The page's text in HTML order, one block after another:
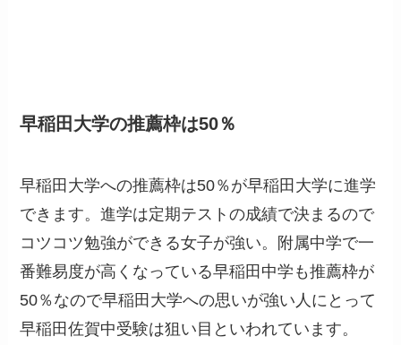
早稲田大学の推薦枠は50％
早稲田大学への推薦枠は50％が早稲田大学に進学
できます。進学は定期テストの成績で決まるので
コツコツ勉強ができる女子が強い。附属中学で一
番難易度が高くなっている早稲田中学も推薦枠が
50％なので早稲田大学への思いが強い人にとって
早稲田佐賀中受験は狙い目といわれています。